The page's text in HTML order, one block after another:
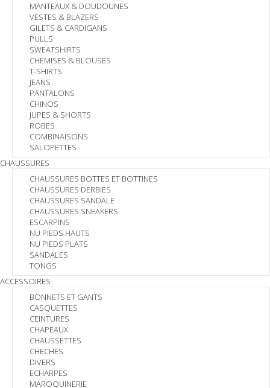
MANTEAUX & DOUDOUNES
VESTES & BLAZERS
GILETS & CARDIGANS
PULLS
SWEATSHIRTS
CHEMISES & BLOUSES
T-SHIRTS
JEANS
PANTALONS
CHINOS
JUPES & SHORTS
ROBES
COMBINAISONS
SALOPETTES
CHAUSSURES
CHAUSSURES BOTTES ET BOTTINES
CHAUSSURES DERBIES
CHAUSSURES SANDALE
CHAUSSURES SNEAKERS
ESCARPINS
NU PIEDS HAUTS
NU PIEDS PLATS
SANDALES
TONGS
ACCESSOIRES
BONNETS ET GANTS
CASQUETTES
CEINTURES
CHAPEAUX
CHAUSSETTES
CHECHES
DIVERS
ECHARPES
MAROQUINERIE